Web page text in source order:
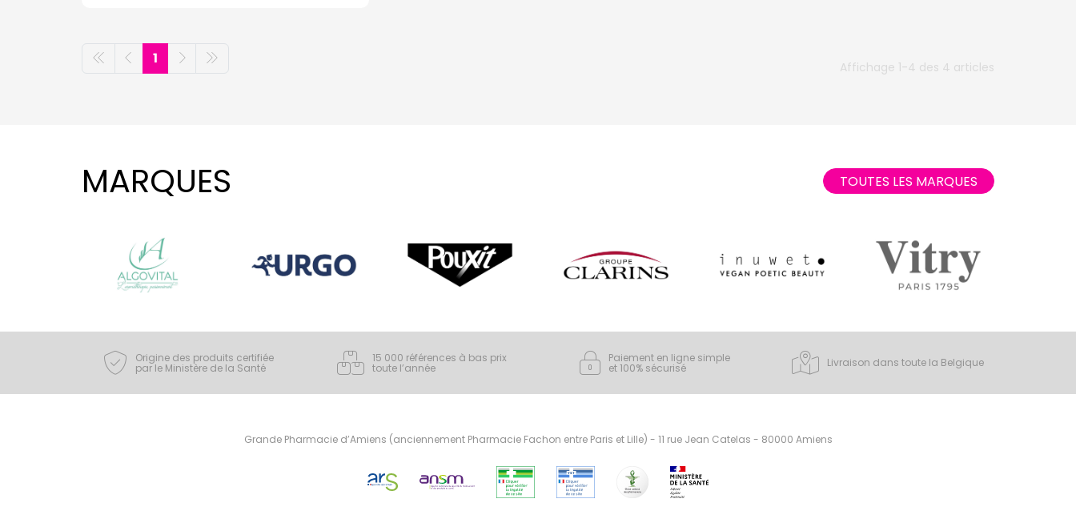
Affichage 1-4 des 4 articles
1
MARQUES TOUTES LES MARQUES
Origine des produits certifiée
par le Ministère de la Santé
15 000 références à bas prix
toute l’année
Paiement en ligne simple
et 100% sécurisé Livraison dans toute la Belgique
Grande Pharmacie d’Amiens (anciennement Pharmacie Fachon entre Paris et Lille) - 11 rue Jean Catelas - 80000 Amiens